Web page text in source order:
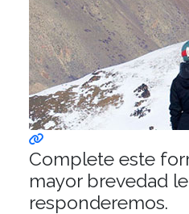
Complete este
mayor brevedad le
responderemos.